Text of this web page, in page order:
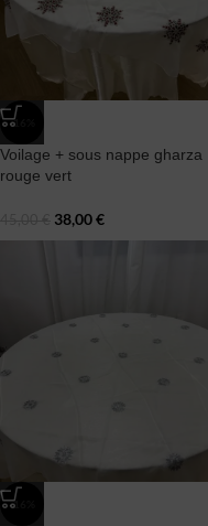
-16%
Voilage + sous nappe gharza
rouge vert
38,00€
-16%